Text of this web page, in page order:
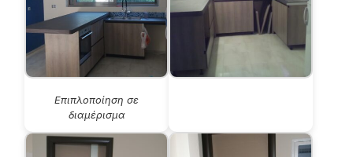
Eπιπλοποίηση σε
διαμέρισμα